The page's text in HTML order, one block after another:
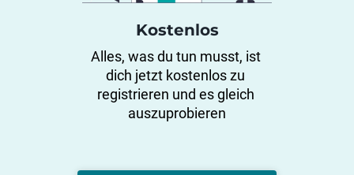
Kostenlos
Alles, was du tun musst, ist
dich jetzt kostenlos zu
registrieren und es gleich
auszuprobieren